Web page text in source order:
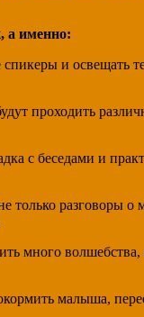
а именно:
и освещать
проходить
с беседами и
только разговоры
много
малыша,